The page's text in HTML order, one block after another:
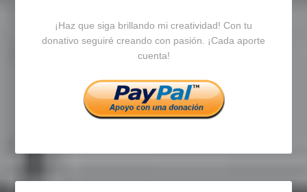
en
Facebook
en
Twitter
en
Instagram
¡Haz que siga brillando mi creatividad! Con tu
donativo seguiré creando con pasión. ¡Cada aporte
cuenta!